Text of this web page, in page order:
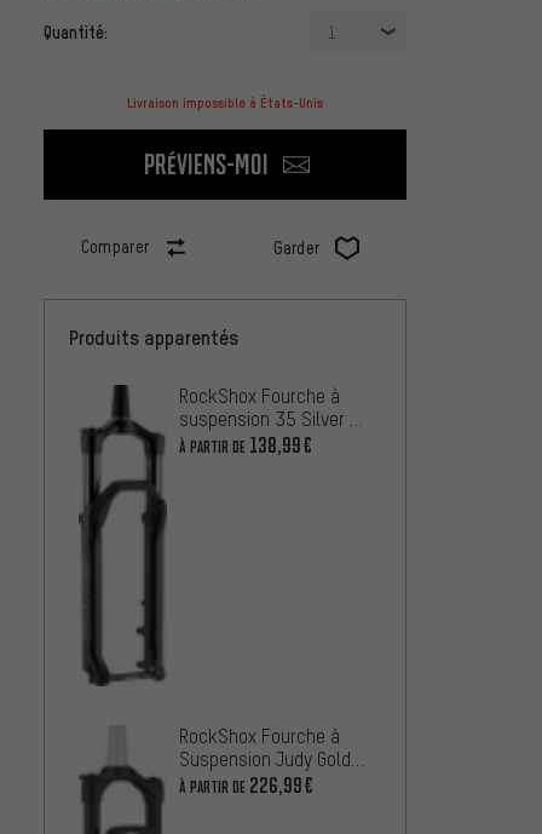
Quantité: 1
Livraison impossible à États-Unis
Préviens-moi
Comparer Garder
Produits apparentés
RockShox Fourche à
suspension 35 Silver R
29" - emballage atelier
À PARTIR DE 138,99€
RockShox Fourche à
Suspension Judy Gold
RL Solo Air 29"
À PARTIR DE 226,99€